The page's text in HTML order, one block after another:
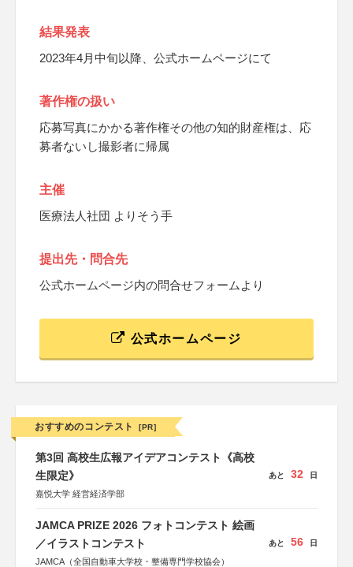
結果発表
2023年4月中旬以降、公式ホームページにて
著作権の扱い
応募写真にかかる著作権その他の知的財産権は、応
募者ないし撮影者に帰属
主催
医療法人社団 よりそう手
提出先・問合先
公式ホームページ内の問合せフォームより
公式ホームページ
おすすめのコンテスト [PR]
第3回 高校生広報アイデアコンテスト《高校
生限定》
嘉悦大学 経営経済学部
あと 32 日
JAMCA PRIZE 2026 フォトコンテスト 絵画
／イラストコンテスト
JAMCA（全国自動車大学校・整備専門学校協会）
あと 56 日